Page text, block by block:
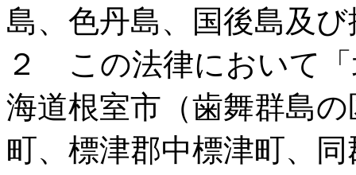
島、色丹島、国後島及
２ この法律において
海道根室市（歯舞群島
町、標津郡中標津町、